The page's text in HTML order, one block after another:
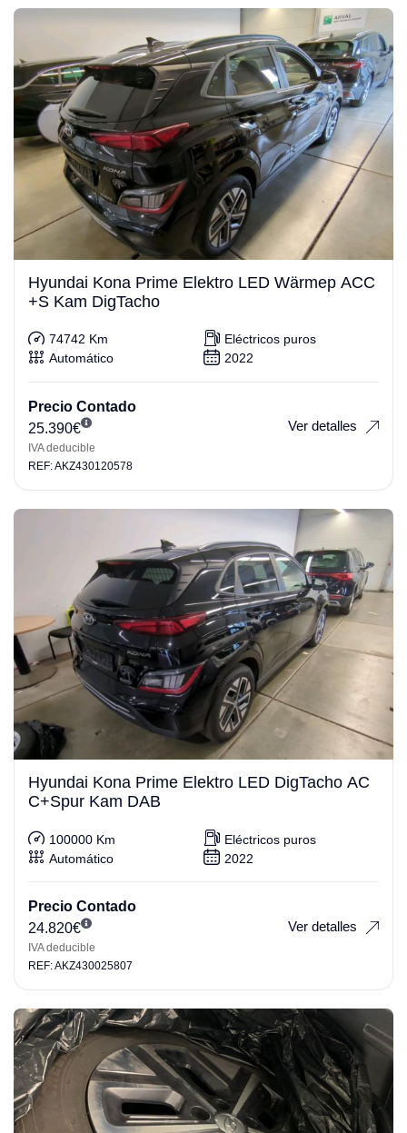
Hyundai Kona Prime Elektro LED Wärmep ACC
+S Kam DigTacho
74742 Km
Eléctricos puros
Automático
2022
Precio Contado
25.390€
IVA deducible
Ver detalles
REF: AKZ430120578
Hyundai Kona Prime Elektro LED DigTacho AC
C+Spur Kam DAB
100000 Km
Eléctricos puros
Automático
2022
Precio Contado
24.820€
IVA deducible
Ver detalles
REF: AKZ430025807